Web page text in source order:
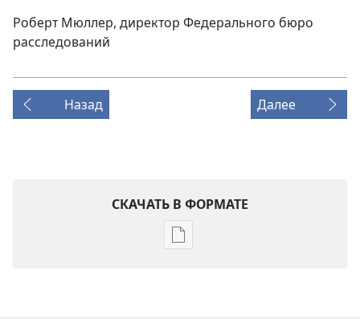
Роберт Мюллер, директор Федерального бюро
расследований
Назад Далее
СКАЧАТЬ В ФОРМАТЕ
Варианты